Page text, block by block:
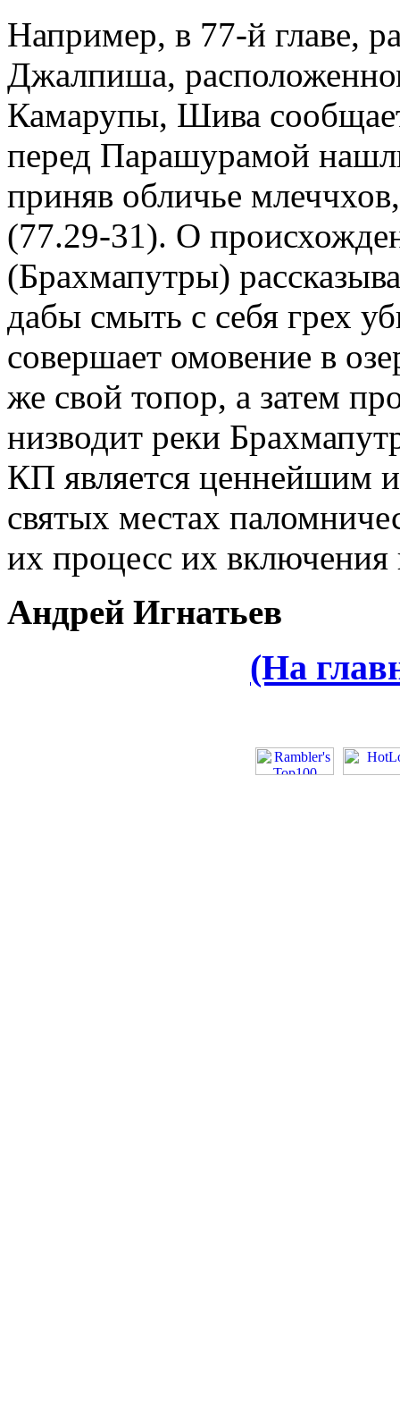
Например, в 77-й главе,
Джалпиша,
Камарупы, Шива
перед Парашурамой
приняв обличье
(77.29-31). О
(Брахмапутры)
дабы смыть с себя грех
совершает омовение в
же свой топор, а затем
низводит реки
КП является ценнейшим
святых местах
их процесс их включения
Андрей Игнатьев
(На